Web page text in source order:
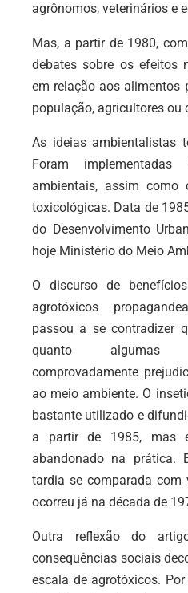
agrônomos, veterinários e
Mas, a partir de 1980,
debates sobre os efeitos
em relação aos alimentos
população, agricultores ou
As ideias ambientalistas
Foram
ambientais, assim como
toxicológicas. Data de
do Desenvolvimento
hoje Ministério do Meio
O discurso de
agrotóxicos
passou a se contradizer
quanto algumas
comprovadamente
ao meio ambiente. O
bastante utilizado e
a partir de 1985, mas
abandonado na prática.
tardia se comparada com
ocorreu já na década de
Outra reflexão do
consequências sociais
escala de agrotóxicos.